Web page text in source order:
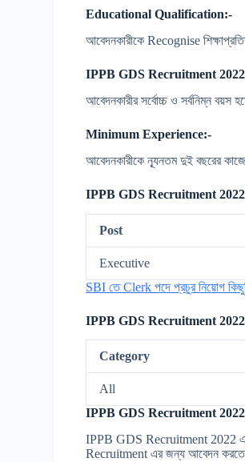
Educational Qualification:-
আবেদনকারীকে Recognise
IPPB GDS Recruitment
আবেদনকারীর সর্বোচ্চ ও সর্বনিম্ন বয়স
Minimum Experience:-
আবেদনকারীকে ন্যূনতম দুই বছরের
IPPB GDS Recruitment
Post
Executive
SBI তে Clerk পদে প্রচুর নিয়োগ
IPPB GDS Recruitment
Category
All
IPPB GDS Recruitment
IPPB GDS Recruitment 2022
Recruitment এর জন্য আবেদন করতে